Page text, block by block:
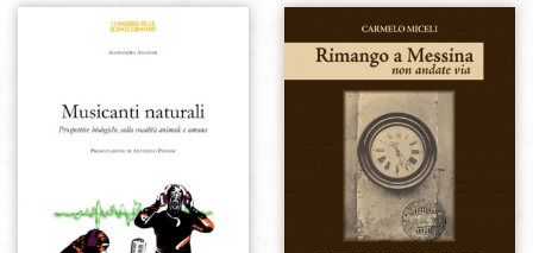
Aggiungi alla lista dei desideri Aggiungi alla lista dei desideri